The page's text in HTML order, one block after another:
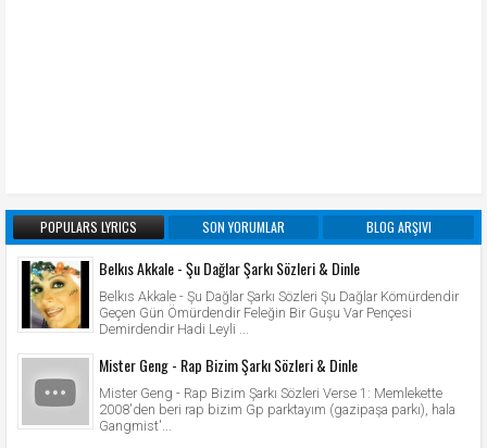
POPULARS LYRICS SON YORUMLAR BLOG ARŞIVI
Belkıs Akkale - Şu Dağlar Şarkı Sözleri & Dinle
Belkıs Akkale - Şu Dağlar Şarkı Sözleri Şu Dağlar Kömürdendir
Geçen Gün Ömürdendir Feleğin Bir Guşu Var Pençesi
Demirdendir Hadi Leyli ...
Mister Geng - Rap Bizim Şarkı Sözleri & Dinle
Mister Geng - Rap Bizim Şarkı Sözleri Verse 1: Memlekette
2008'den beri rap bizim Gp parktayım (gazipaşa parkı), hala
Gangmist'...